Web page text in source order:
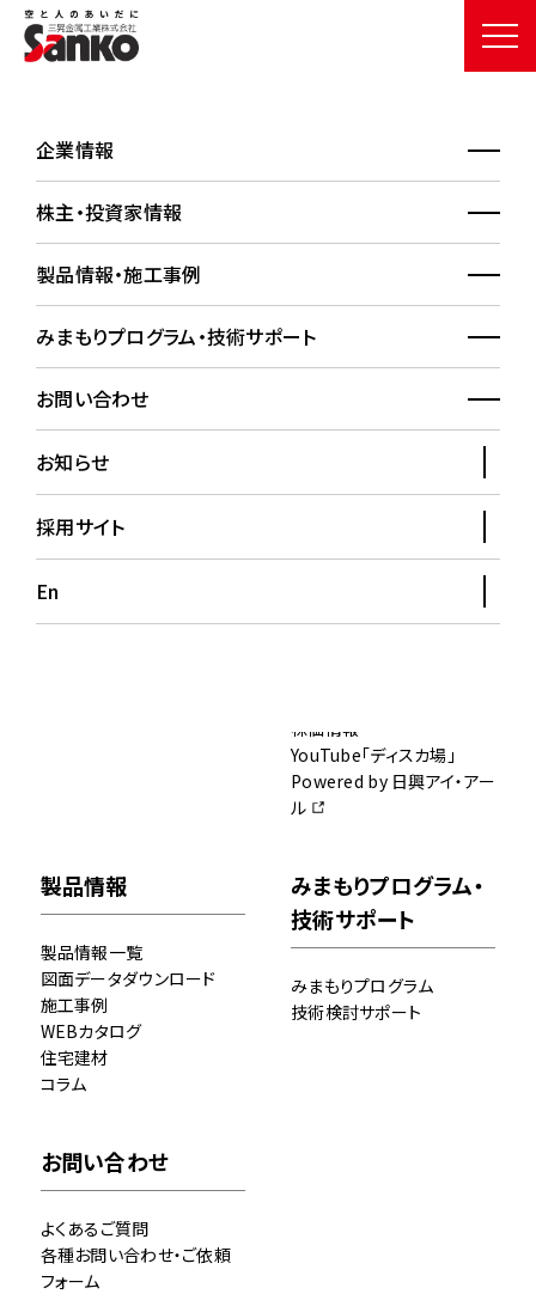
企業情報
株主・投資家情報
製品情報・施工事例
みまもりプログラム・技術サポート
お問い合わせ
お知らせ
採用サイト
En
サイトマップ
SITEMAP
企業情報
三晃金属工業とは
トップメッセージ
会社概要
沿革
広報誌「Sanko」
施工物件空撮動画
決算短信
適時開示事項（決算短信以
IRカレンダー
株価情報
YouTube「ディスカ場」
Powered by 日興アイ・アー
ル
製品情報
製品情報一覧
図面データダウンロード
施工事例
WEBカタログ
住宅建材
コラム
みまもりプログラム・
技術サポート
みまもりプログラム
技術検討サポート
お問い合わせ
よくあるご質問
各種お問い合わせ・ご依頼
フォーム